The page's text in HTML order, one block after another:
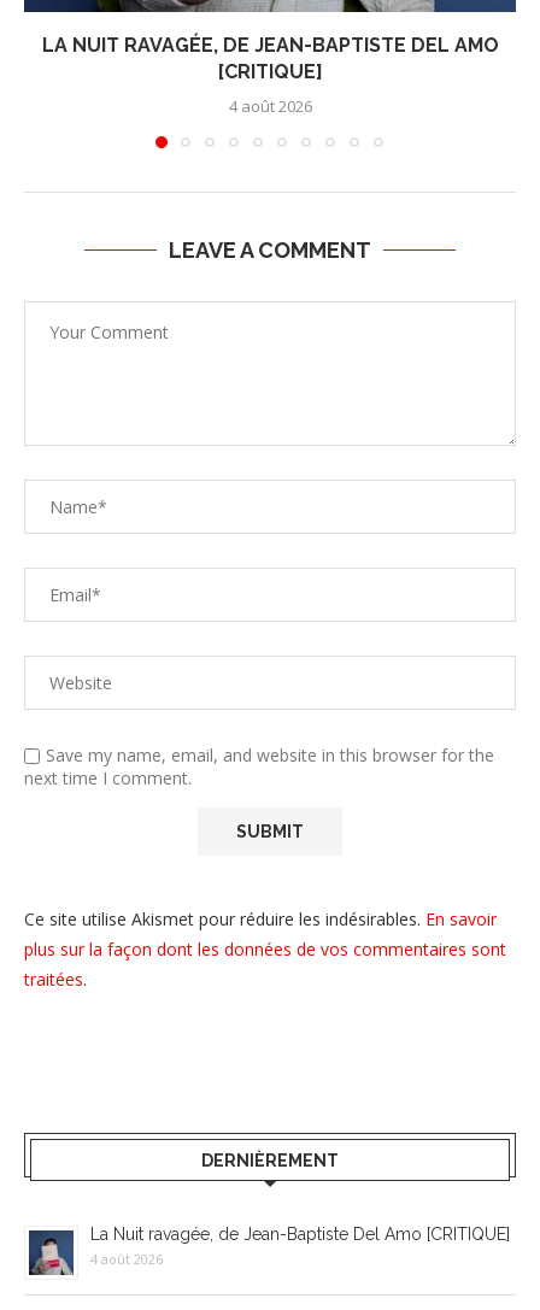
LA NUIT RAVAGÉE, DE JEAN-BAPTISTE DEL AMO
[CRITIQUE]
4 août 2026
LEAVE A COMMENT
Save my name, email, and website in this browser for the
next time I comment.
Ce site utilise Akismet pour réduire les indésirables. En savoir
plus sur la façon dont les données de vos commentaires sont
traitées.
DERNIÈREMENT
La Nuit ravagée, de Jean-Baptiste Del Amo [CRITIQUE]
4 août 2026